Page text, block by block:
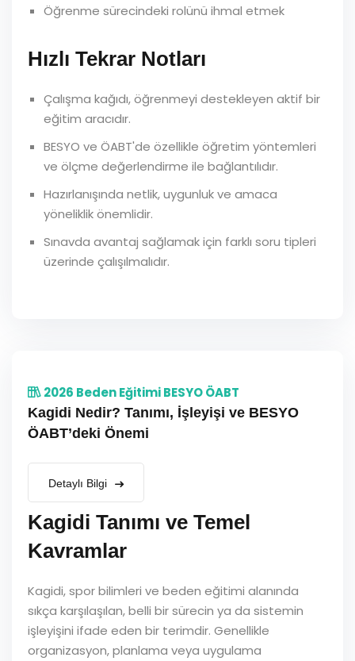
Öğrenme sürecindeki rolünü ihmal etmek
Hızlı Tekrar Notları
Çalışma kağıdı, öğrenmeyi destekleyen aktif bir
eğitim aracıdır.
BESYO ve ÖABT'de özellikle öğretim yöntemleri
ve ölçme değerlendirme ile bağlantılıdır.
Hazırlanışında netlik, uygunluk ve amaca
yöneliklik önemlidir.
Sınavda avantaj sağlamak için farklı soru tipleri
üzerinde çalışılmalıdır.
2026 Beden Eğitimi BESYO ÖABT
Kagidi Nedir? Tanımı, İşleyişi ve BESYO
ÖABT’deki Önemi
Detaylı Bilgi
Kagidi Tanımı ve Temel
Kavramlar
Kagidi, spor bilimleri ve beden eğitimi alanında
sıkça karşılaşılan, belli bir sürecin ya da sistemin
işleyişini ifade eden bir terimdir. Genellikle
organizasyon, planlama veya uygulama